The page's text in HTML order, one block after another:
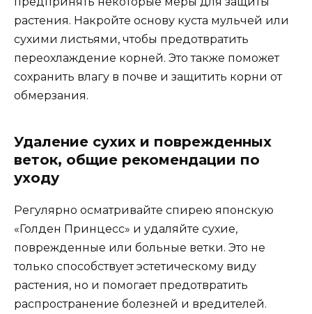
растения. Накройте основу куста мульчей или
сухими листьями, чтобы предотвратить
переохлаждение корней. Это также поможет
сохранить влагу в почве и защитить корни от
обмерзания.
Удаление сухих и поврежденных
веток, общие рекомендации по
уходу
Регулярно осматривайте спирею японскую
«Голден Принцесс» и удаляйте сухие,
поврежденные или больные ветки. Это не
только способствует эстетическому виду
растения, но и помогает предотвратить
распространение болезней и вредителей.